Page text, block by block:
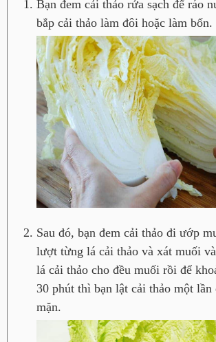
Bạn đem cải thảo rửa sạch để ráo
bắp cải thảo làm đôi hoặc làm bốn.
Sau đó, bạn đem cải thảo đi ướp
lượt từng lá cải thảo và xát muối
lá cải thảo cho đều muối rồi để
30 phút thì bạn lật cải thảo một lần
mặn.